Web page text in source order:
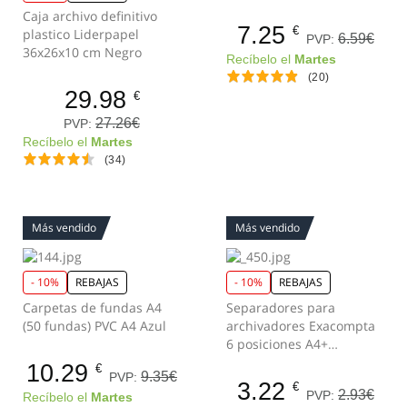
Caja archivo definitivo
plastico Liderpapel
36x26x10 cm Negro
29.98 €
PVP: 27.26€
Recíbelo el Martes
(34)
7.25 €
PVP: 6.59€
Recíbelo el Martes
(20)
Más vendido
- 10% REBAJAS
Carpetas de fundas A4
(50 fundas) PVC A4 Azul
10.29 €
PVP: 9.35€
Recíbelo el Martes
Más vendido
- 10% REBAJAS
Separadores para
archivadores Exacompta
6 posiciones A4+
3.22 €
PVP: 2.93€